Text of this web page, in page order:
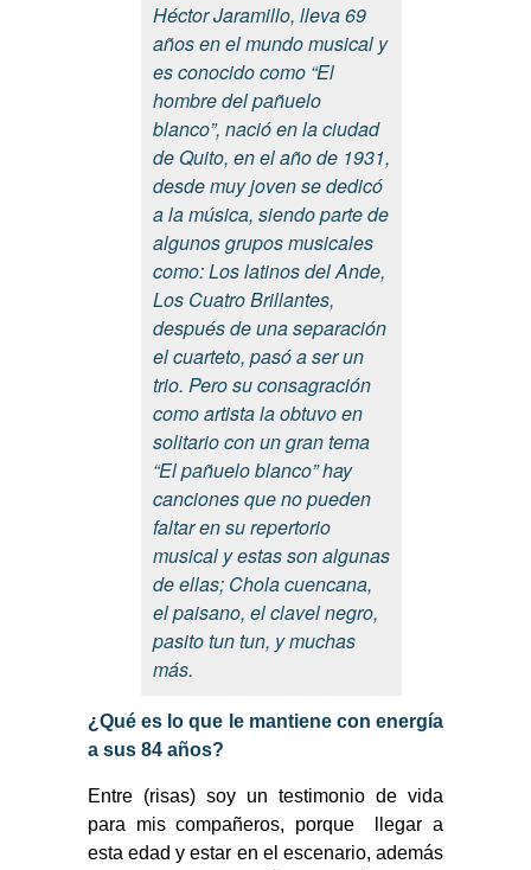
Héctor Jaramillo, lleva 69
años en el mundo musical y
es conocido como “El
hombre del pañuelo
blanco”, nació en la ciudad
de Quito, en el año de 1931,
desde muy joven se dedicó
a la música, siendo parte de
algunos grupos musicales
como: Los latinos del Ande,
Los Cuatro Brillantes,
después de una separación
el cuarteto, pasó a ser un
trio. Pero su consagración
como artista la obtuvo en
solitario con un gran tema
“El pañuelo blanco” hay
canciones que no pueden
faltar en su repertorio
musical y estas son algunas
de ellas; Chola cuencana,
el paisano, el clavel negro,
pasito tun tun, y muchas
más.
¿Qué es lo que le mantiene con energía
a sus 84 años?
Entre (risas) soy un testimonio de vida
para mis compañeros, porque llegar a
esta edad y estar en el escenario, además